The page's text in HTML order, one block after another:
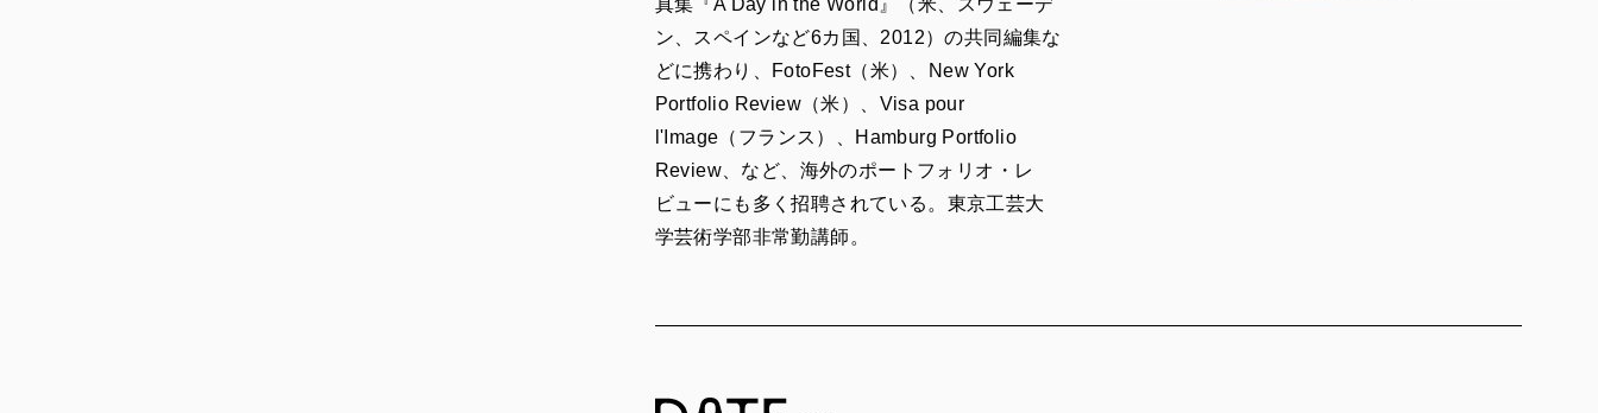
真集『A Day in the World』（米、スウェーデ
ン、スペインなど6カ国、2012）の共同編集な
どに携わり、FotoFest（米）、New York
Portfolio Review（米）、Visa pour
l'Image（フランス）、Hamburg Portfolio
Review、など、海外のポートフォリオ・レ
ビューにも多く招聘されている。東京工芸大
学芸術学部非常勤講師。